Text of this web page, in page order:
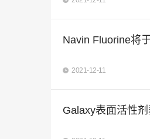
Navin Fluorine将
2021-12-11
Galaxy表面活性剂